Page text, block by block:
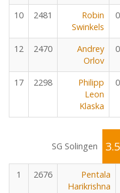
10 2481
Robin
Swinkels
0
12 2470
Andrey
Orlov
0
17 2298
Philipp
Leon
Klaska
0
SG Solingen 3.5
1
2676
Pentala
Harikrishna